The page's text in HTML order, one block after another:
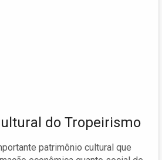
do Tropeirismo
patrimônio cultural que